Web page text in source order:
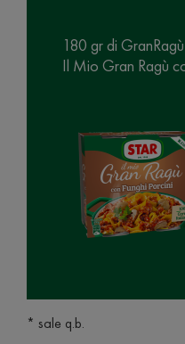
180 gr di
Il Mio Gran Ragù
* sale q.b.